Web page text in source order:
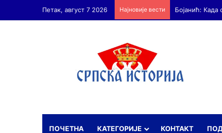
Петак, август 7 2026 Најновије вести Бојанић:
ПОЧЕТНА КАТЕГОРИЈЕ КОНТАКТ